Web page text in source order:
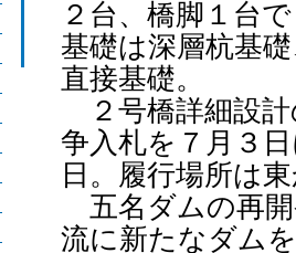
２台、橋脚１台
基礎は深層杭基
直接基礎。
２号橋詳細設計
争入札を７月３
日。履行場所は
五名ダムの再開
流に新たなダム